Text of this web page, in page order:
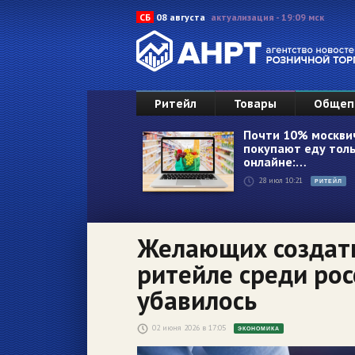
СБ 08 августа актуализация - 19:09 мск
Ритейл Товары
Почти 10%
покупают еду
онлайне:…
28 июл 10:21 РИТЕЙЛ
Желающих
ритейле среди
убавилось
02 июня 2026 в 17:05 ЭКОНОМИКА